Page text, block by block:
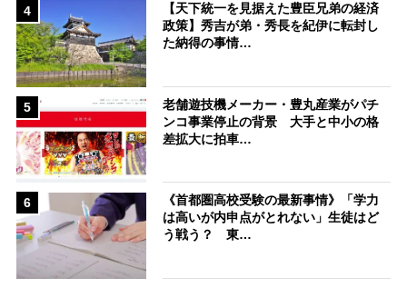
4
【天下統一を見据えた豊臣兄弟の経済
政策】秀吉が弟・秀長を紀伊に転封し
た納得の事情…
5
老舗遊技機メーカー・豊丸産業がパチ
ンコ事業停止の背景 大手と中小の格
差拡大に拍車…
6
《首都圏高校受験の最新事情》「学力
は高いが内申点がとれない」生徒はど
う戦う？ 東…